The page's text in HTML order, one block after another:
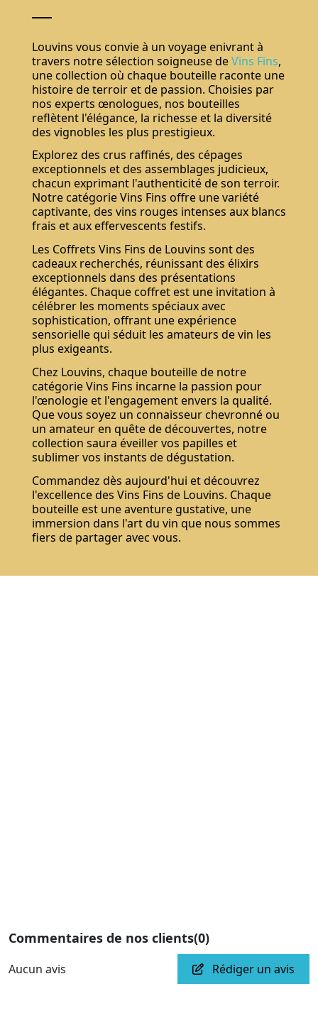
Louvins vous convie à un voyage enivrant à
travers notre sélection soigneuse deVins Fins,
une collection où chaque bouteille raconte une
histoire de terroir et de passion. Choisies par
nos experts œnologues, nos bouteilles
reflètent l'élégance, la richesse et la diversité
des vignobles les plus prestigieux.
Explorez des crus raffinés, des cépages
exceptionnels et des assemblages judicieux,
chacun exprimant l'authenticité de son terroir.
Notre catégorie Vins Fins offre une variété
captivante, des vins rouges intenses aux blancs
frais et aux effervescents festifs.
Les Coffrets Vins Fins de Louvins sont des
cadeaux recherchés, réunissant des élixirs
exceptionnels dans des présentations
élégantes. Chaque coffret est une invitation à
célébrer les moments spéciaux avec
sophistication, offrant une expérience
sensorielle qui séduit les amateurs de vin les
plus exigeants.
Chez Louvins, chaque bouteille de notre
catégorie Vins Fins incarne la passion pour
l'œnologie et l'engagement envers la qualité.
Que vous soyez un connaisseur chevronné ou
un amateur en quête de découvertes, notre
collection saura éveiller vos papilles et
sublimer vos instants de dégustation.
Commandez dès aujourd'hui et découvrez
l'excellence des Vins Fins de Louvins. Chaque
bouteille est une aventure gustative, une
immersion dans l'art du vin que nous sommes
fiers de partager avec vous.
Commentaires de nos clients(0)
Aucun avis Rédiger un avis